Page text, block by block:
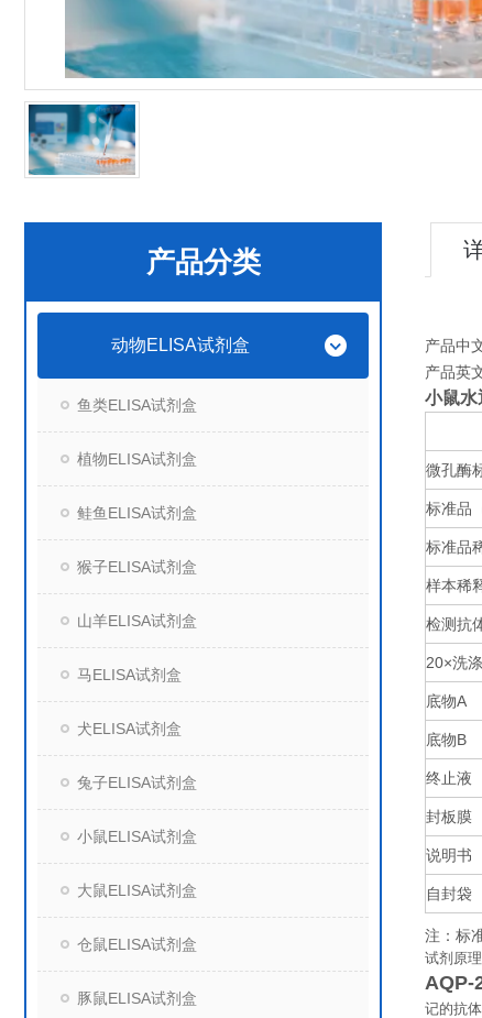
产品分类
动物ELISA试剂盒
鱼类ELISA试剂盒
植物ELISA试剂盒
鲑鱼ELISA试剂盒
猴子ELISA试剂盒
山羊ELISA试剂盒
马ELISA试剂盒
犬ELISA试剂盒
兔子ELISA试剂盒
小鼠ELISA试剂盒
大鼠ELISA试剂盒
仓鼠ELISA试剂盒
豚鼠ELISA试剂盒
产品中
产品英
小鼠水
微孔酶
标准品
标准品
样本稀
检测抗
20×洗
底物A
底物B
终止液
封板膜
说明书
自封袋
注：标
试剂原理
AQP-
记的抗